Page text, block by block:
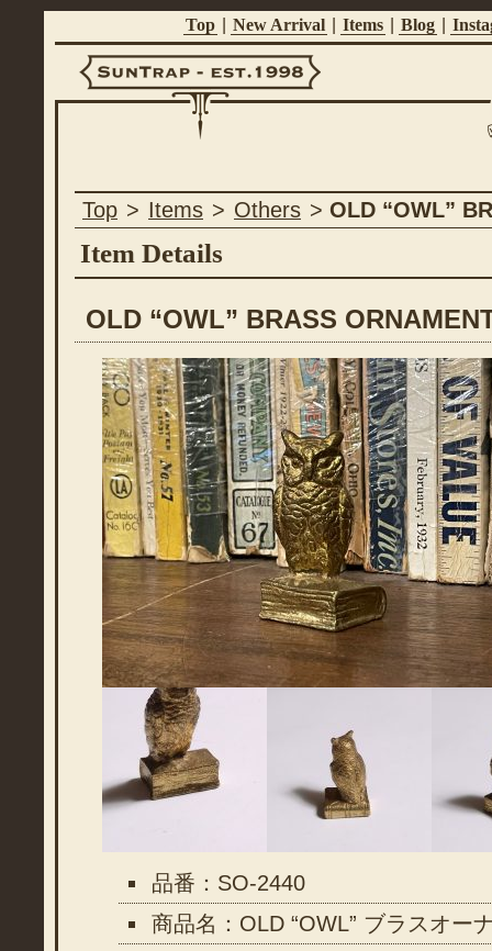
Top New Arrival Items Blog
Est.1998
Top > Items > Others > OLD “OWL”
Item Details
OLD “OWL” BRASS
品番：SO-2440
商品名：OLD “OWL” ブラスオー